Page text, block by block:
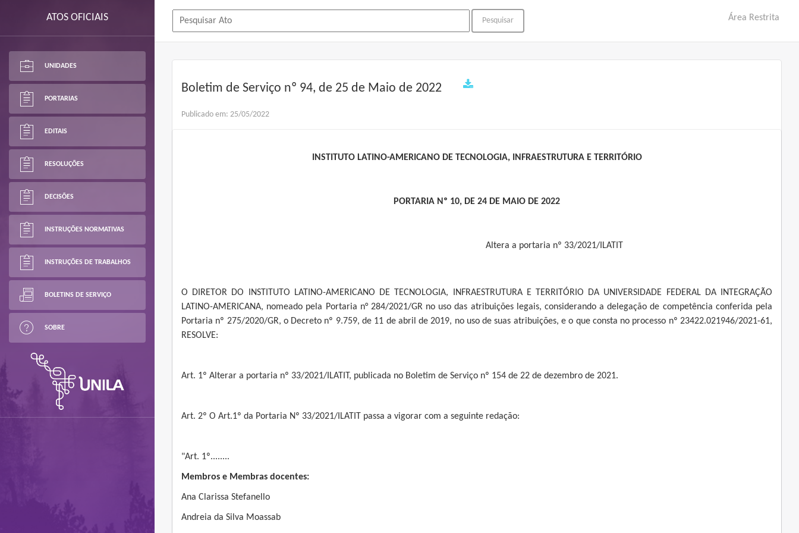
ATOS OFICIAIS
UNIDADES
PORTARIAS
EDITAIS
RESOLUÇÕES
DECISÕES
INSTRUÇÕES NORMATIVAS
INSTRUÇÕES DE TRABALHOS
BOLETINS DE SERVIÇO
SOBRE
Área Restrita
Boletim de Serviço nº 94, de 25 de Maio de 2022
Publicado em: 25/05/2022
INSTITUTO LATINO-AMERICANO DE TECNOLOGIA, INFRAESTRUTURA E TERRITÓRIO
PORTARIA Nº 10, DE 24 DE MAIO DE 2022
Altera a portaria nº 33/2021/ILATIT
O DIRETOR DO INSTITUTO LATINO-AMERICANO DE TECNOLOGIA, INFRAESTRUTURA E TERRITÓRIO DA UNIVERSIDADE FEDERAL DA INTEGRAÇÃO
LATINO-AMERICANA, nomeado pela Portaria n° 284/2021/GR no uso das atribuições legais, considerando a delegação de competência conferida pela
Portaria nº 275/2020/GR, o Decreto nº 9.759, de 11 de abril de 2019, no uso de suas atribuições, e o que consta no processo nº 23422.021946/2021-61,
RESOLVE:
Art. 1º Alterar a portaria nº 33/2021/ILATIT, publicada no Boletim de Serviço nº 154 de 22 de dezembro de 2021.
Art. 2º O Art.1º da Portaria Nº 33/2021/ILATIT passa a vigorar com a seguinte redação:
"Art. 1º........
Membros e Membras docentes:
Ana Clarissa Stefanello
Andreia da Silva Moassab